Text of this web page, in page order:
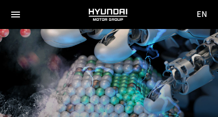
전체
메뉴
HYUNDAI
MOTOR
GROUP
사이
이동
EN